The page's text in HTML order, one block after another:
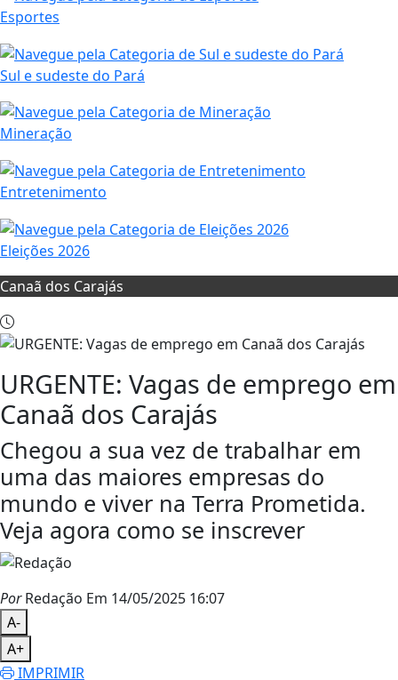
Esportes
Sul e sudeste do Pará
Mineração
Entretenimento
Eleições 2026
Canaã dos Carajás
URGENTE: Vagas de emprego em
Canaã dos Carajás
Chegou a sua vez de trabalhar em
uma das maiores empresas do
mundo e viver na Terra Prometida.
Veja agora como se inscrever
PorRedação Em 14/05/2025 16:07
A-
A+
IMPRIMIR